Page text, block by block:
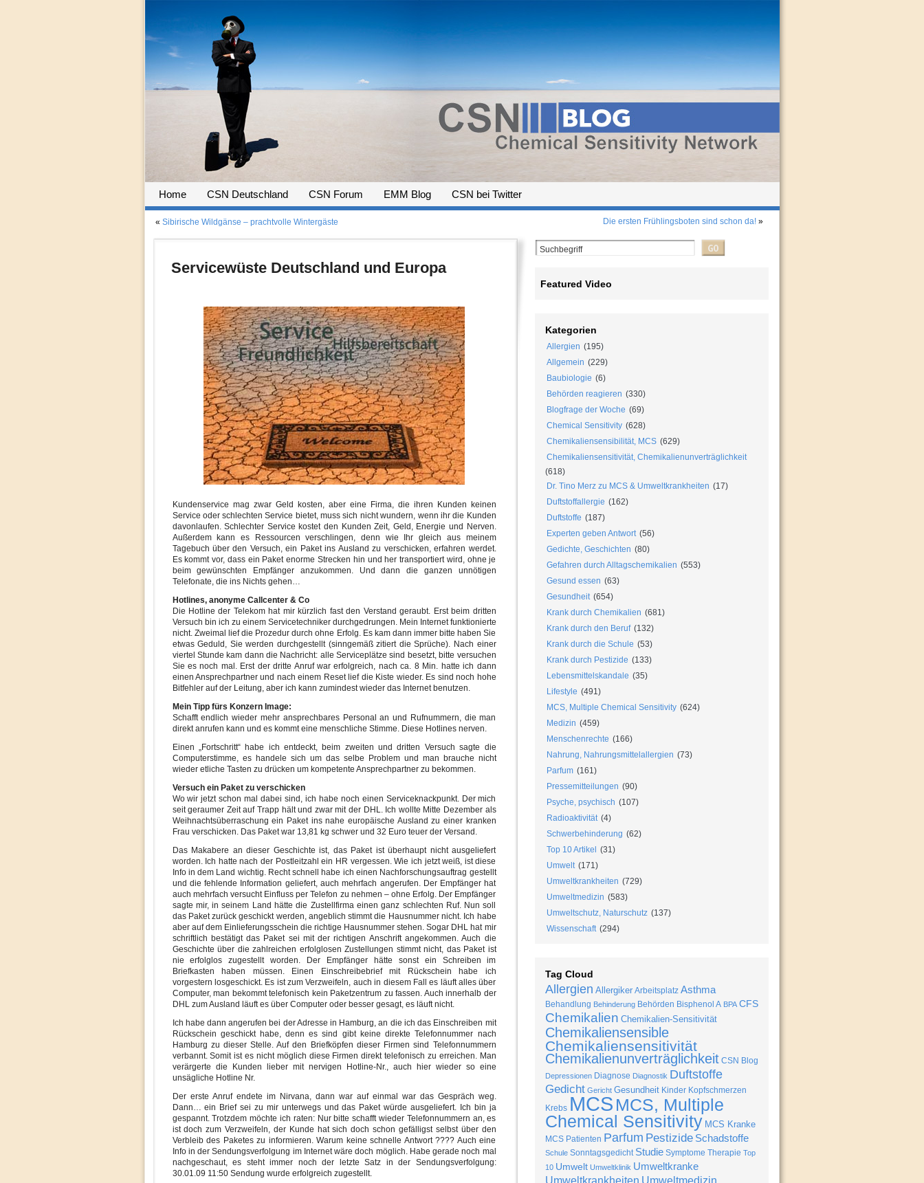
Home CSN Deutschland CSN Forum EMM Blog CSN bei Twitter
« Sibirische Wildgänse – prachtvolle Wintergäste Die ersten Frühlingsboten sind schon da!»
Servicewüste Deutschland und Europa
Kundenservice mag zwar Geld kosten, aber eine Firma, die ihren Kunden keinen
Service oder schlechten Service bietet, muss sich nicht wundern, wenn ihr die Kunden
davonlaufen. Schlechter Service kostet den Kunden Zeit, Geld, Energie und Nerven.
Außerdem kann es Ressourcen verschlingen, denn wie Ihr gleich aus meinem
Tagebuch über den Versuch, ein Paket ins Ausland zu verschicken, erfahren werdet.
Es kommt vor, dass ein Paket enorme Strecken hin und her transportiert wird, ohne je
beim gewünschten Empfänger anzukommen. Und dann die ganzen unnötigen
Telefonate, die ins Nichts gehen…
Hotlines, anonyme Callcenter & Co
Die Hotline der Telekom hat mir kürzlich fast den Verstand geraubt. Erst beim dritten
Versuch bin ich zu einem Servicetechniker durchgedrungen. Mein Internet funktionierte
nicht. Zweimal lief die Prozedur durch ohne Erfolg. Es kam dann immer bitte haben Sie
etwas Geduld, Sie werden durchgestellt (sinngemäß zitiert die Sprüche). Nach einer
viertel Stunde kam dann die Nachricht: alle Serviceplätze sind besetzt, bitte versuchen
Sie es noch mal. Erst der dritte Anruf war erfolgreich, nach ca. 8 Min. hatte ich dann
einen Ansprechpartner und nach einem Reset lief die Kiste wieder. Es sind noch hohe
Bitfehler auf der Leitung, aber ich kann zumindest wieder das Internet benutzen.
Mein Tipp fürs Konzern Image:
Schafft endlich wieder mehr ansprechbares Personal an und Rufnummern, die man
direkt anrufen kann und es kommt eine menschliche Stimme. Diese Hotlines nerven.
Einen „Fortschritt“ habe ich entdeckt, beim zweiten und dritten Versuch sagte die
Computerstimme, es handele sich um das selbe Problem und man brauche nicht
wieder etliche Tasten zu drücken um kompetente Ansprechpartner zu bekommen.
Versuch ein Paket zu verschicken
Wo wir jetzt schon mal dabei sind, ich habe noch einen Serviceknackpunkt. Der mich
seit geraumer Zeit auf Trapp hält und zwar mit der DHL. Ich wollte Mitte Dezember als
Weihnachtsüberraschung ein Paket ins nahe europäische Ausland zu einer kranken
Frau verschicken. Das Paket war 13,81 kg schwer und 32 Euro teuer der Versand.
Das Makabere an dieser Geschichte ist, das Paket ist überhaupt nicht ausgeliefert
worden. Ich hatte nach der Postleitzahl ein HR vergessen. Wie ich jetzt weiß, ist diese
Info in dem Land wichtig. Recht schnell habe ich einen Nachforschungsauftrag gestellt
und die fehlende Information geliefert, auch mehrfach angerufen. Der Empfänger hat
auch mehrfach versucht Einfluss per Telefon zu nehmen – ohne Erfolg. Der Empfänger
sagte mir, in seinem Land hätte die Zustellfirma einen ganz schlechten Ruf. Nun soll
das Paket zurück geschickt werden, angeblich stimmt die Hausnummer nicht. Ich habe
aber auf dem Einlieferungsschein die richtige Hausnummer stehen. Sogar DHL hat mir
schriftlich bestätigt das Paket sei mit der richtigen Anschrift angekommen. Auch die
Geschichte über die zahlreichen erfolglosen Zustellungen stimmt nicht, das Paket ist
nie erfolglos zugestellt worden. Der Empfänger hätte sonst ein Schreiben im
Briefkasten haben müssen. Einen Einschreibebrief mit Rückschein habe ich
vorgestern losgeschickt. Es ist zum Verzweifeln, auch in diesem Fall es läuft alles über
Computer, man bekommt telefonisch kein Paketzentrum zu fassen. Auch innerhalb der
DHL zum Ausland läuft es über Computer oder besser gesagt, es läuft nicht.
Ich habe dann angerufen bei der Adresse in Hamburg, an die ich das Einschreiben mit
Rückschein geschickt habe, denn es sind gibt keine direkte Telefonnummer nach
Hamburg zu dieser Stelle. Auf den Briefköpfen dieser Firmen sind Telefonnummern
verbannt. Somit ist es nicht möglich diese Firmen direkt telefonisch zu erreichen. Man
verärgerte die Kunden lieber mit nervigen Hotline-Nr., auch hier wieder so eine
unsägliche Hotline Nr.
Der erste Anruf endete im Nirvana, dann war auf einmal war das Gespräch weg.
Dann… ein Brief sei zu mir unterwegs und das Paket würde ausgeliefert. Ich bin ja
gespannt. Trotzdem möchte ich raten: Nur bitte schafft wieder Telefonnummern an, es
ist doch zum Verzweifeln, der Kunde hat sich doch schon gefälligst selbst über den
Verbleib des Paketes zu informieren. Warum keine schnelle Antwort ???? Auch eine
Info in der Sendungsverfolgung im Internet wäre doch möglich. Habe gerade noch mal
nachgeschaut, es steht immer noch der letzte Satz in der Sendungsverfolgung:
30.01.09 11:50 Sendung wurde erfolgreich zugestellt.
Featured Video
Kategorien
Allergien (195)
Allgemein (229)
Baubiologie (6)
Behörden reagieren (330)
Blogfrage der Woche (69)
Chemical Sensitivity (628)
Chemikaliensensibilität, MCS (629)
Chemikaliensensitivität, Chemikalienunverträglichkeit
(618)
Dr. Tino Merz zu MCS & Umweltkrankheiten (17)
Duftstoffallergie (162)
Duftstoffe (187)
Experten geben Antwort (56)
Gedichte, Geschichten (80)
Gefahren durch Alltagschemikalien (553)
Gesund essen (63)
Gesundheit (654)
Krank durch Chemikalien (681)
Krank durch den Beruf (132)
Krank durch die Schule (53)
Krank durch Pestizide (133)
Lebensmittelskandale (35)
Lifestyle (491)
MCS, Multiple Chemical Sensitivity (624)
Medizin (459)
Menschenrechte (166)
Nahrung, Nahrungsmittelallergien (73)
Parfum (161)
Pressemitteilungen (90)
Psyche, psychisch (107)
Radioaktivität (4)
Schwerbehinderung (62)
Top 10 Artikel
(31)
Umwelt (171)
Umweltkrankheiten (729)
Umweltmedizin (583)
Umweltschutz, Naturschutz (137)
Wissenschaft (294)
Tag Cloud
Allergien Allergiker Arbeitsplatz Asthma
Behandlung Behinderung Behörden Bisphenol A BPA CFS
Chemikalien Chemikalien-Sensitivität
Chemikaliensensible
Chemikaliensensitivität
Chemikalienunverträglichkeit CSN Blog
Depressionen Diagnose Diagnostik Duftstoffe
Gedicht Gericht Gesundheit Kinder Kopfschmerzen
Krebs MCS MCS, Multiple
Chemical Sensitivity MCS Kranke
MCS Patienten Parfum Pestizide Schadstoffe
Schule Sonntagsgedicht Studie Symptome Therapie Top
10 Umwelt Umweltklinik Umweltkranke
Umweltkrankheiten Umweltmedizin